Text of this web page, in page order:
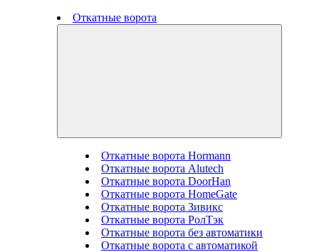
Откатные ворота
Откатные ворота Hormann
Откатные ворота Alutech
Откатные ворота DoorHan
Откатные ворота HomeGate
Откатные ворота Зивикс
Откатные ворота РолТэк
Откатные ворота без автоматики
Откатные ворота с автоматикой